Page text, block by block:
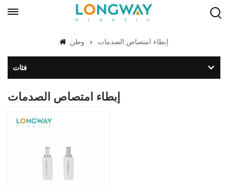
وطن إبطاء امتصاص الصدمات
فئات
إبطاء امتصاص الصدمات